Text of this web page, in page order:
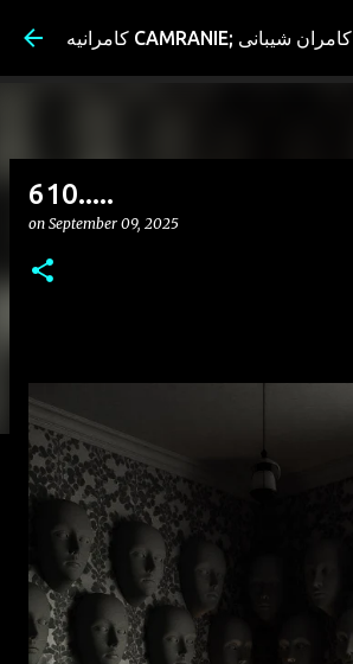
Skip to main content
610.....
on September 09, 2025